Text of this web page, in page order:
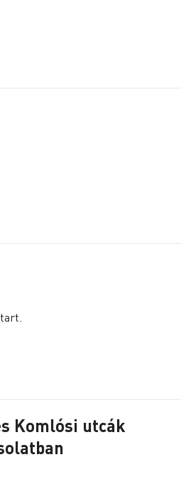
Komlósi utcák